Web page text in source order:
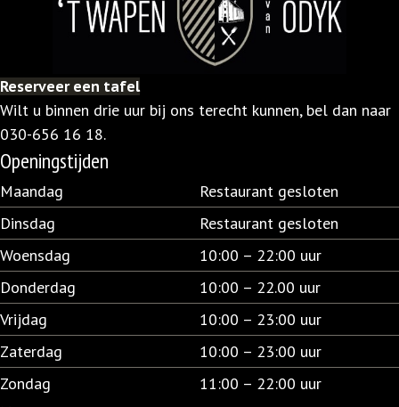
Reserveer een tafel
Wilt u binnen drie uur bij ons terecht kunnen, bel dan naar
030-656 16 18.
Openingstijden
Maandag
Restaurant gesloten
Dinsdag
Restaurant gesloten
Woensdag
10:00 – 22:00 uur
Donderdag
10:00 – 22.00 uur
Vrijdag
10:00 – 23:00 uur
Zaterdag
10:00 – 23:00 uur
Zondag
11:00 – 22:00 uur